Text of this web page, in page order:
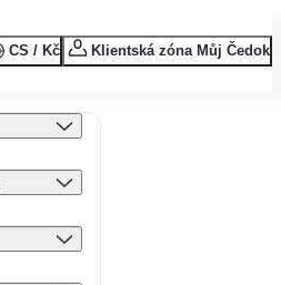
CS / Kč Klientská zóna Můj Čedok